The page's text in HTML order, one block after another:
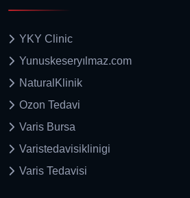
YKY Clinic
Yunuskeseryılmaz.com
NaturalKlinik
Ozon Tedavi
Varis Bursa
Varistedavisiklinigi
Varis Tedavisi